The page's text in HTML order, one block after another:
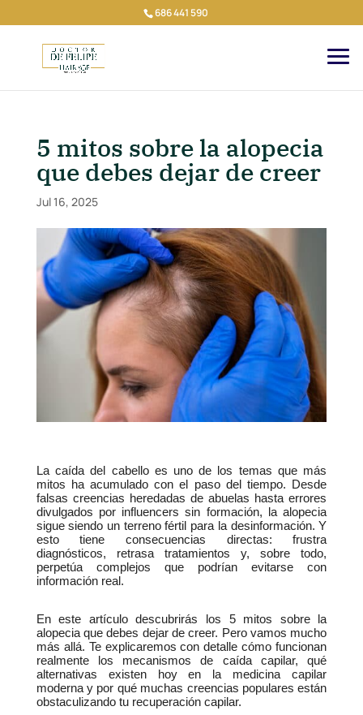
686 441 590
5 mitos sobre la alopecia
que debes dejar de creer
Jul 16, 2025
La caída del cabello es uno de los temas que más
mitos ha acumulado con el paso del tiempo. Desde
falsas creencias heredadas de abuelas hasta errores
divulgados por influencers sin formación, la alopecia
sigue siendo un terreno fértil para la desinformación. Y
esto tiene consecuencias directas: frustra
diagnósticos, retrasa tratamientos y, sobre todo,
perpetúa complejos que podrían evitarse con
información real.
En este artículo descubrirás los 5 mitos sobre la
alopecia que debes dejar de creer. Pero vamos mucho
más allá. Te explicaremos con detalle cómo funcionan
realmente los mecanismos de caída capilar, qué
alternativas existen hoy en la medicina capilar
moderna y por qué muchas creencias populares están
obstaculizando tu recuperación capilar.